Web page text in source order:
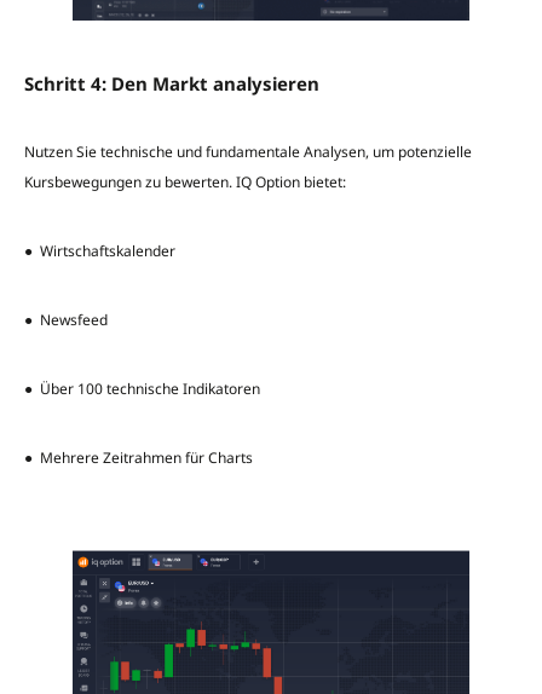
Schritt 4: Den Markt analysieren
Nutzen Sie technische und fundamentale Analysen, um potenzielle
Kursbewegungen zu bewerten. IQ Option bietet:
● Wirtschaftskalender
● Newsfeed
● Über 100 technische Indikatoren
● Mehrere Zeitrahmen für Charts